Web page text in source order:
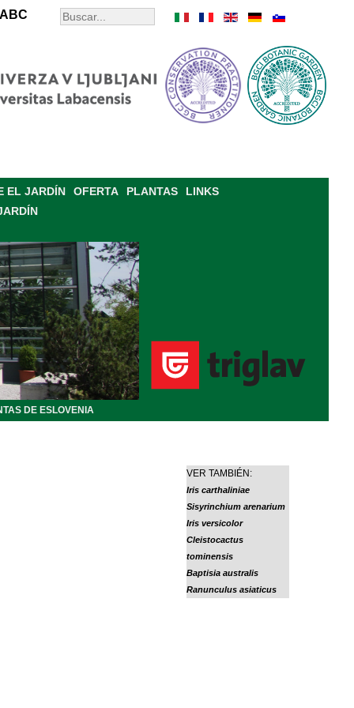
ABC
EL JARDÍN OFERTA PLANTAS
LINKS
DE ESLOVENIA
VER TAMBIÉN:
Iris carthaliniae
Sisyrinchium arenarium
Iris versicolor
Cleistocactus
tominensis
Baptisia australis
Ranunculus asiaticus